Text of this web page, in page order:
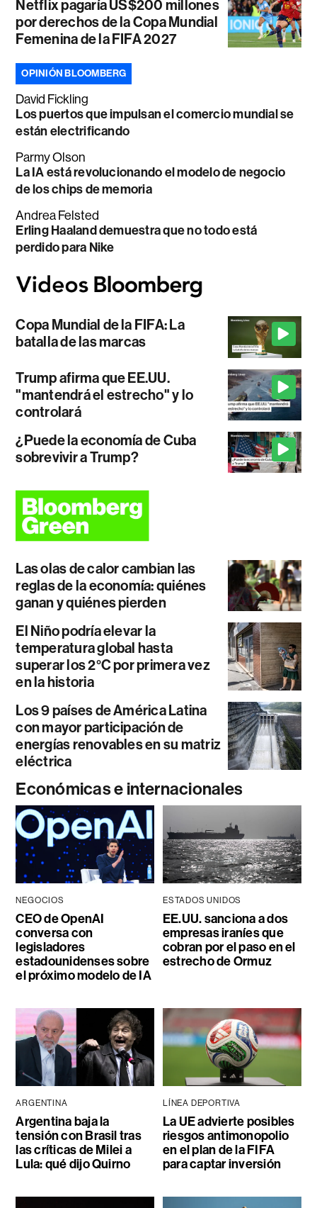
Netflix pagaría US$200 millones
por derechos de la Copa Mundial
Femenina de la FIFA 2027
OPINIÓN BLOOMBERG
David Fickling
Los puertos que impulsan el comercio mundial se
están electrificando
Parmy Olson
La IA está revolucionando el modelo de negocio
de los chips de memoria
Andrea Felsted
Erling Haaland demuestra que no todo está
perdido para Nike
Copa Mundial de la FIFA: La
batalla de las marcas
Trump afirma que EE.UU.
"mantendrá el estrecho" y lo
controlará
¿Puede la economía de Cuba
sobrevivir a Trump?
Las olas de calor cambian las
reglas de la economía: quiénes
ganan y quiénes pierden
El Niño podría elevar la
temperatura global hasta
superar los 2°C por primera vez
en la historia
Los 9 países de América Latina
con mayor participación de
energías renovables en su matriz
eléctrica
Económicas e internacionales
NEGOCIOS
CEO de OpenAI
conversa con
legisladores
estadounidenses sobre
el próximo modelo de IA
ESTADOS UNIDOS
EE.UU. sanciona a dos
empresas iraníes que
cobran por el paso en el
estrecho de Ormuz
ARGENTINA
Argentina baja la
tensión con Brasil tras
las críticas de Milei a
Lula: qué dijo Quirno
LÍNEA DEPORTIVA
La UE advierte posibles
riesgos antimonopolio
en el plan de la FIFA
para captar inversión